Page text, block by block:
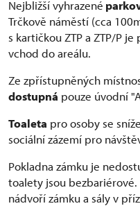
Nejbližší vyhrazené
Trčkově náměstí (cca
s kartičkou ZTP a ZTP/P
vchod do areálu.
Ze zpřístupněných
dostupná pouze úvodní
Toaleta pro osoby se
sociální zázemí pro
Pokladna zámku je
toalety jsou
nádvoří zámku a sály v